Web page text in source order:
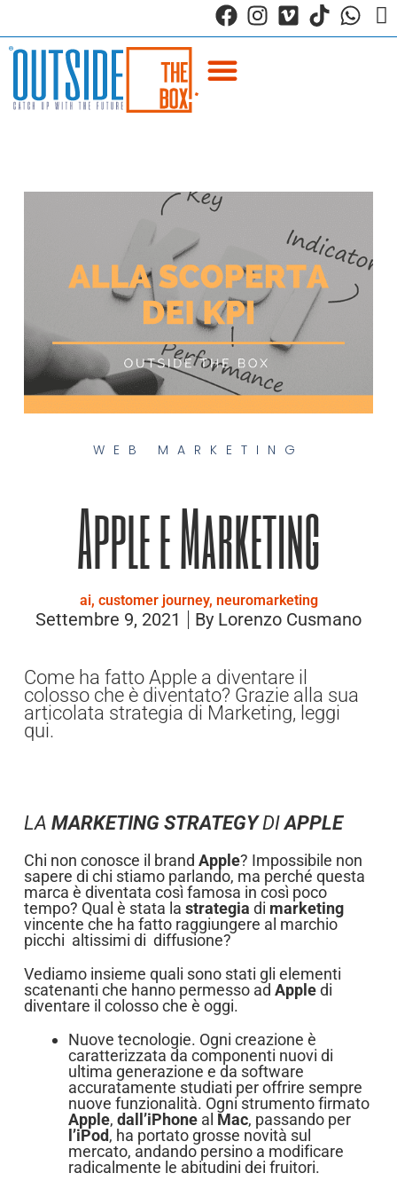
WEB MARKETING
Apple e Marketing
ai, customer journey, neuromarketing
Settembre 9, 2021 By Lorenzo Cusmano
Come ha fatto Apple a diventare il
colosso che è diventato? Grazie alla sua
articolata strategia di Marketing, leggi
qui.
LA MARKETING STRATEGYDIAPPLE
Chi non conosce il brand Apple? Impossibile non
sapere di chi stiamo parlando, ma perché questa
marca è diventata così famosa in così poco
tempo? Qual è stata la strategia di marketing
vincente che ha fatto raggiungere al marchio
picchi altissimi di diffusione?
Vediamo insieme quali sono stati gli elementi
scatenanti che hanno permesso ad Appledi
diventare il colosso che è oggi.
Nuove tecnologie. Ogni creazione è
caratterizzata da componenti nuovi di
ultima generazione e da software
accuratamente studiati per offrire sempre
nuove funzionalità. Ogni strumento firmato
Apple, dall’iPhone al Mac, passando per
l’iPod, ha portato grosse novità sul
mercato, andando persino a modificare
radicalmente le abitudini dei fruitori.